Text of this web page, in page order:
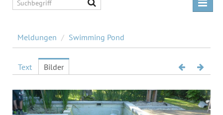
Living Pool
Swimming Pond
MEDIA
Meldungen / Swimming Pond
Text Bilder